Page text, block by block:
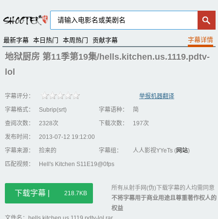
最新字幕 本日热门 本周热门 贡献字幕
地狱厨房 第11季第19集/hells.kitchen.us.1119.pdtv-
lol
字幕评分：
举报机器翻译
字幕格式：
Subrip(srt) 字幕语种：
简
查阅次数：
2328次 下载次数：
197次
发布时间：
2013-07-12 19:12:00
字幕来源：
捡来的 字幕组： 人人影视YYeTs (网站)
匹配视频：
Hell's Kitchen S11E19@0fps
下载字幕 | 218.7KB
所有从射手网(伪)下载字幕的人均需同意
不将字幕用于商业用途且尊重著作权人的
权益